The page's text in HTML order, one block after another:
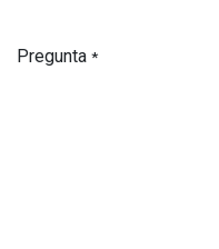
Pregunta *